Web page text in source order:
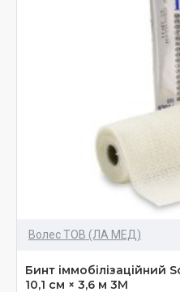
Волес ТОВ (ЛА МЕД)
Бинт іммобілізаційний
10,1 см × 3,6 м 3М